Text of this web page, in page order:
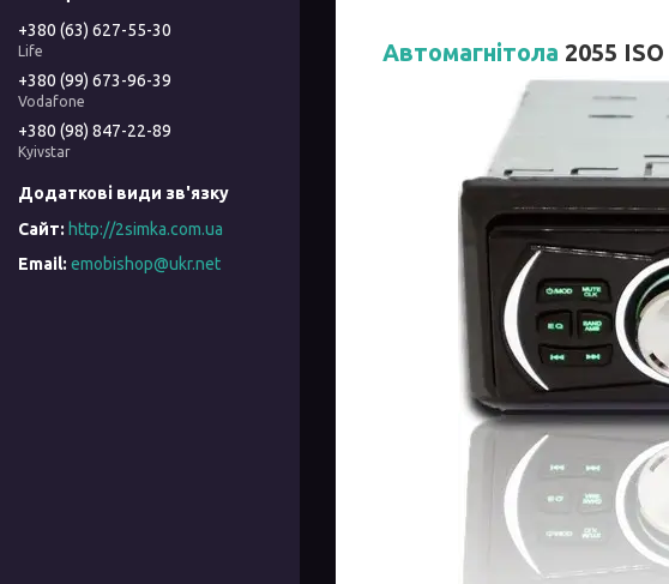
Автомагнітола 2055 ISO
+380 (63) 627-55-30
Life
+380 (99) 673-96-39
Vodafone
+380 (98) 847-22-89
Kyivstar
http://2simka.com.ua
emobishop@ukr.net